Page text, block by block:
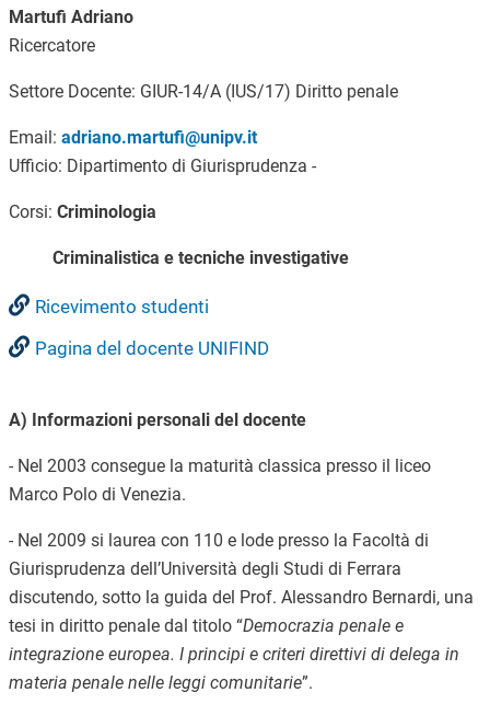
Martufi Adriano
Ricercatore
Settore Docente: GIUR-14/A (IUS/17) Diritto penale
Email: adriano.martufi@unipv.it
Ufficio: Dipartimento di Giurisprudenza -
Corsi: Criminologia
Criminalistica e tecniche investigative
Ricevimento studenti
Pagina del docente UNIFIND
A) Informazioni personali del docente
- Nel 2003 consegue la maturità classica presso il liceo
Marco Polodi Venezia.
- Nel 2009 si laurea con 110 e lode presso la Facoltà di
Giurisprudenza dell’Università degli Studi di Ferrara
discutendo, sotto la guida del Prof. Alessandro Bernardi, una
tesi in diritto penale dal titolo “Democrazia penale e
integrazione europea. I principi e criteri direttivi di delega in
materia penale nelle leggi comunitarie”.